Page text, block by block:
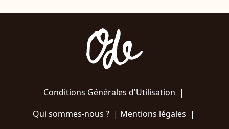
Conditions Générales d'Utilisation |
Qui sommes-nous ?| Mentions légales |